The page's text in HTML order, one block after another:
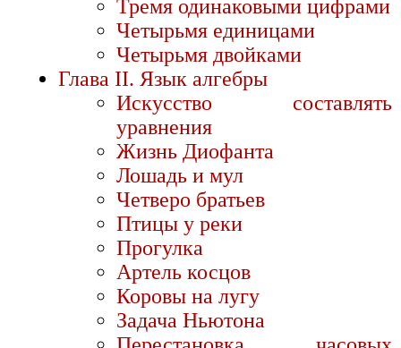
Тремя одинаковыми цифрами
Четырьмя единицами
Четырьмя двойками
Глава II. Язык алгебры
Искусство составлять
уравнения
Жизнь Диофанта
Лошадь и мул
Четверо братьев
Птицы у реки
Прогулка
Артель косцов
Коровы на лугу
Задача Ньютона